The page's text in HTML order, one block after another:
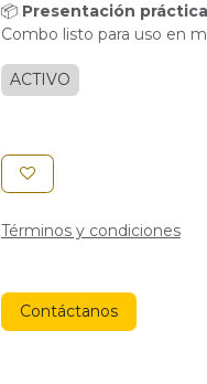
📦 Presentación
Combo listo para uso en
ACTIVO
Términos y condiciones
Contáctanos